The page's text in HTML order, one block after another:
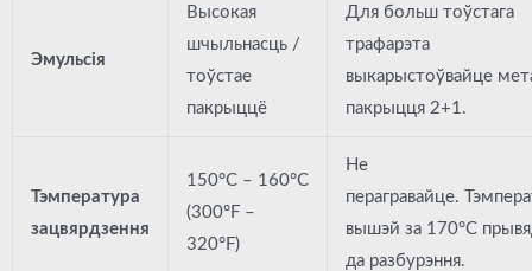
Эмульсія
Высокая
шчыльнасць /
тоўстае
пакрыццё
Для больш тоўстага
трафарэта
выкарыстоўвайце
пакрыцця 2+1.
Тэмпература
зацвярдзення
150°C – 160°C
(300°F –
320°F)
Не
перагравайце.
вышэй за 170°C
да разбурэння.